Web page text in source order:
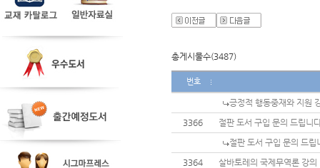
총게시물수(3487)
번호
긍정적 행동중재와 지원
3366
절판 도서 구입 문의 드립니
절판 도서 구입 문의 드립
3364
살바토레의 국제무역론 강의